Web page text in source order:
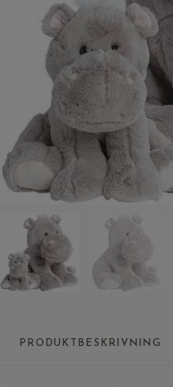
PRODUKTBESKRIVNING